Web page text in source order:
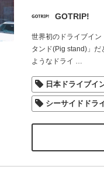
GOTRIP!
世界初のドライブイ
タンド(Pig stand)」だ
ようなドライ …
日本ドライブイ
シーサイドドラ